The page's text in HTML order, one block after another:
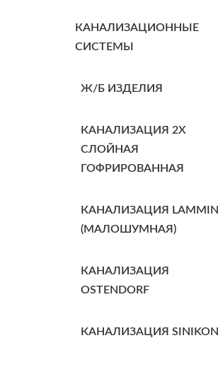
КАНАЛИЗАЦИОННЫЕ
СИСТЕМЫ
Ж/Б ИЗДЕЛИЯ
КАНАЛИЗАЦИЯ 2Х
СЛОЙНАЯ
ГОФРИРОВАННАЯ
КАНАЛИЗАЦИЯ LAMMIN
(МАЛОШУМНАЯ)
КАНАЛИЗАЦИЯ
OSTENDORF
КАНАЛИЗАЦИЯ SINIKON